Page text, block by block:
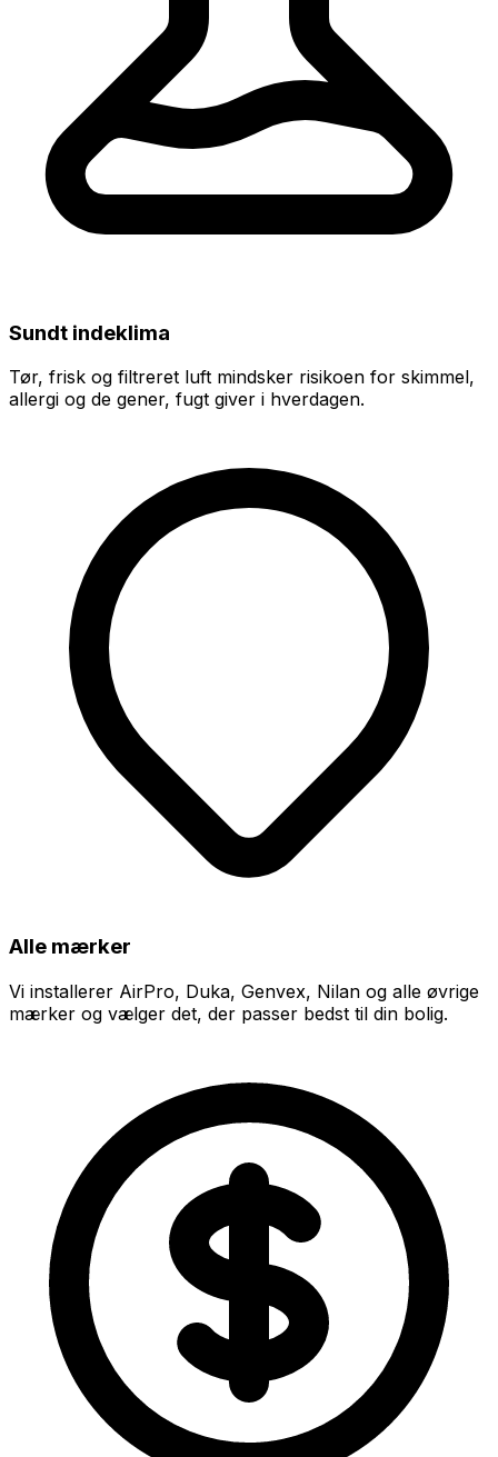
Sundt indeklima
Tør, frisk og filtreret luft mindsker risikoen for skimmel,
allergi og de gener, fugt giver i hverdagen.
Alle mærker
Vi installerer AirPro, Duka, Genvex, Nilan og alle øvrige
mærker og vælger det, der passer bedst til din bolig.